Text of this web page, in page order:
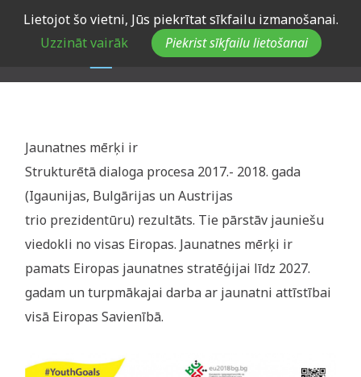
Lietojot šo vietni, Jūs piekrītat sīkfailu izmanošanai.
Uzzināt vairāk
Piekrist sīkfailu lietošanai
Jaunatnes mērķi ir
Strukturētā dialoga procesa 2017.- 2018. gada
(Igaunijas, Bulgārijas un Austrijas
trio prezidentūru) rezultāts. Tie pārstāv jauniešu
viedokli no visas Eiropas. Jaunatnes mērķi ir
pamats Eiropas jaunatnes stratēģijai līdz 2027.
gadam un turpmākajai darba ar jaunatni attīstībai
visā Eiropas Savienībā.